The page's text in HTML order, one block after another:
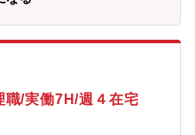
な環境／カルチャーがありま
躍できる組織づくりを推進す
す。■業務内容◎シェアードサ
チームリーダー・マネージャ
あり、そのユニット内に業務
ジションではBasic Business
掌いただきます。就労移行支
もないメンバーの育成や、障
らチーム運営を行っていただ
職/実働7H/週４在宅